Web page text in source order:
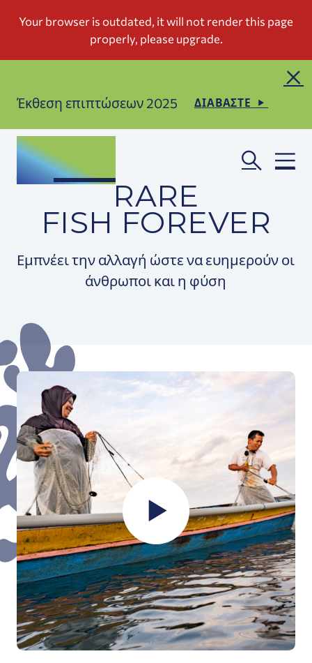
Έκθεση επιπτώσεων 2025 ΔΙΑΒΑΣΤΕ
RARE
FISH FOREVER
Εμπνέει την αλλαγή ώστε να ευημερούν οι
άνθρωποι και η φύση